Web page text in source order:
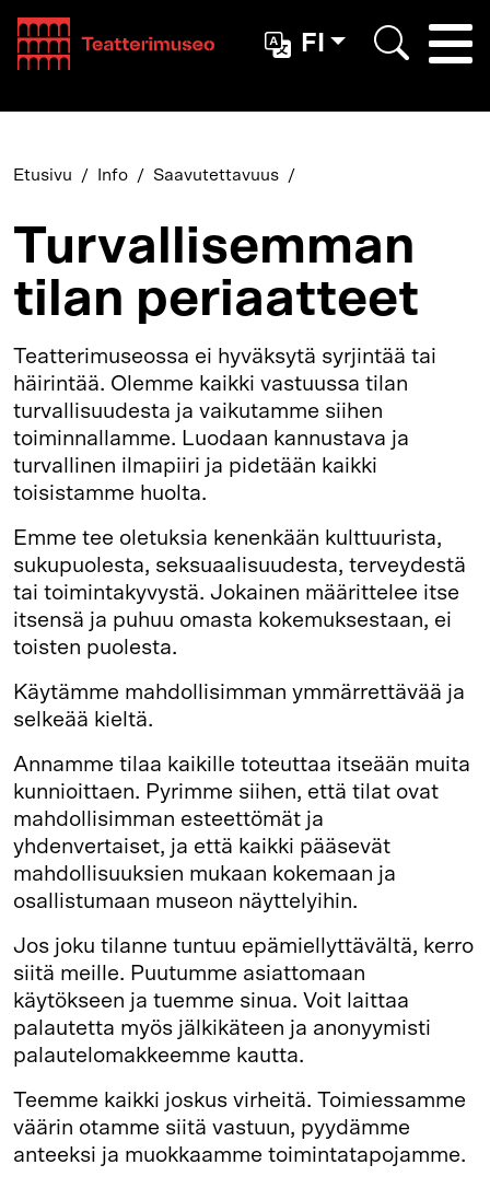
Teatterimuseo
FI
Etusivu Info Saavutettavuus
Turvallisemman
tilan periaatteet
Teatterimuseossa ei hyväksytä syrjintää tai
häirintää. Olemme kaikki vastuussa tilan
turvallisuudesta ja vaikutamme siihen
toiminnallamme. Luodaan kannustava ja
turvallinen ilmapiiri ja pidetään kaikki
toisistamme huolta.
Emme tee oletuksia kenenkään kulttuurista,
sukupuolesta, seksuaalisuudesta, terveydestä
tai toimintakyvystä. Jokainen määrittelee itse
itsensä ja puhuu omasta kokemuksestaan, ei
toisten puolesta.
Käytämme mahdollisimman ymmärrettävää ja
selkeää kieltä.
Annamme tilaa kaikille toteuttaa itseään muita
kunnioittaen. Pyrimme siihen, että tilat ovat
mahdollisimman esteettömät ja
yhdenvertaiset, ja että kaikki pääsevät
mahdollisuuksien mukaan kokemaan ja
osallistumaan museon näyttelyihin.
Jos joku tilanne tuntuu epämiellyttävältä, kerro
siitä meille. Puutumme asiattomaan
käytökseen ja tuemme sinua. Voit laittaa
palautetta myös jälkikäteen ja anonyymisti
palautelomakkeemme kautta.
Teemme kaikki joskus virheitä. Toimiessamme
väärin otamme siitä vastuun, pyydämme
anteeksi ja muokkaamme toimintatapojamme.